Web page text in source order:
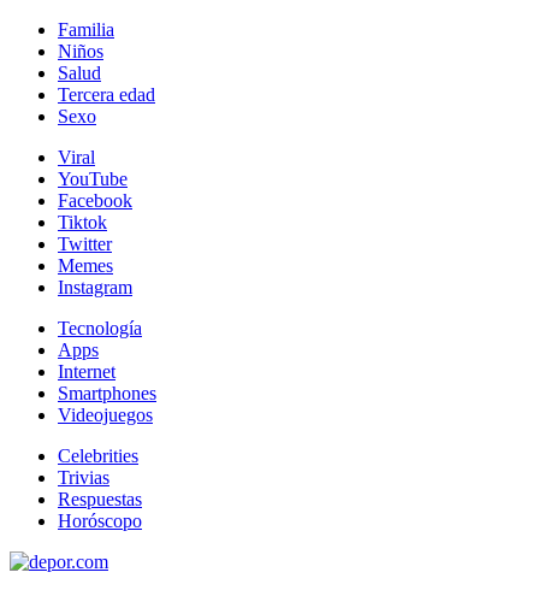
Familia
Niños
Salud
Tercera edad
Sexo
Viral
YouTube
Facebook
Tiktok
Twitter
Memes
Instagram
Tecnología
Apps
Internet
Smartphones
Videojuegos
Celebrities
Trivias
Respuestas
Horóscopo